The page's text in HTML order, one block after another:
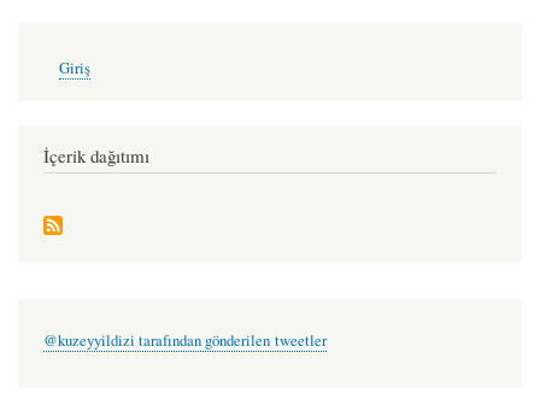
account
Giriş
İçerik dağıtımı
@kuzeyyildizi tarafından gönderilen tweetler